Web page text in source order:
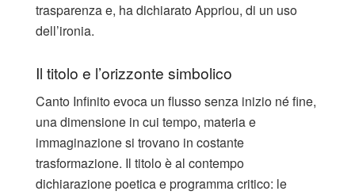
trasparenza e, ha dichiarato Appriou, di un uso
dell’ironia.
Il titolo e l’orizzonte simbolico
Canto Infinito evoca un flusso senza inizio né fine,
una dimensione in cui tempo, materia e
immaginazione si trovano in costante
trasformazione. Il titolo è al contempo
dichiarazione poetica e programma critico: le